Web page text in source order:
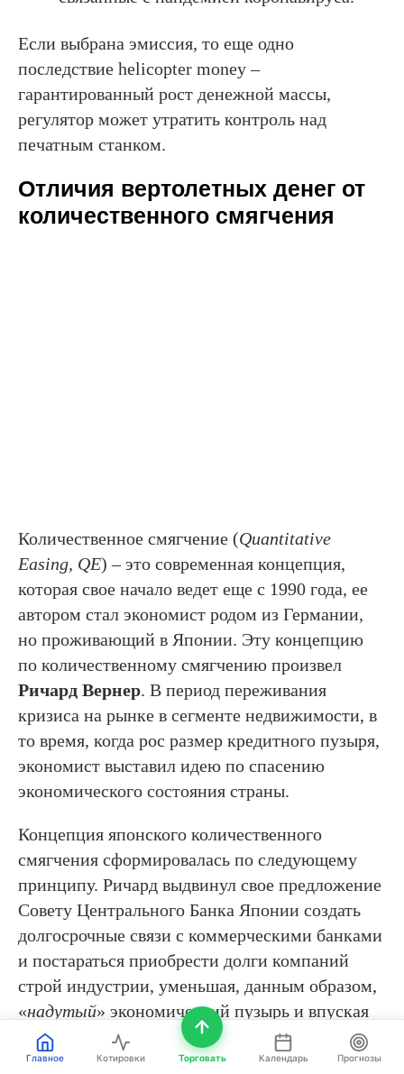
Если выбрана эмиссия, то еще одно
последствие helicopter money –
гарантированный рост денежной массы,
регулятор может утратить контроль над
печатным станком.
Отличия вертолетных денег от
количественного смягчения
Количественное смягчение (Quantitative
Easing, QE) – это современная концепция,
которая свое начало ведет еще с 1990 года, ее
автором стал экономист родом из Германии,
но проживающий в Японии. Эту концепцию
по количественному смягчению произвел
Ричард Вернер. В период переживания
кризиса на рынке в сегменте недвижимости, в
то время, когда рос размер кредитного пузыря,
экономист выставил идею по спасению
экономического состояния страны.
Концепция японского количественного
смягчения сформировалась по следующему
принципу. Ричард выдвинул свое предложение
Совету Центрального Банка Японии создать
долгосрочные связи с коммерческими банками
и постараться приобрести долги компаний
строй индустрии, уменьшая, данным образом,
«надутый» экономический пузырь и впуская
деньги в оборот.
Главное Котировки Торговать Календарь Прогнозы